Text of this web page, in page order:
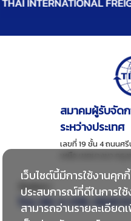
เว็บไซต์นี้มีการใช้งานคุ
ประสบการณ์ที่ดีในการใ
สามารถอ่านรายละเอียด
สมาคมผู้รับจัด
ระหว่างประเทศ
เลขที่ 19 ชั้น 4 ถนนศ
ติดต่อเรา
โทร: 66-2-018-2828